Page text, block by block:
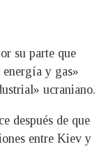
su parte que
energía y gas»
ucraniano.
después de que
entre Kiev y